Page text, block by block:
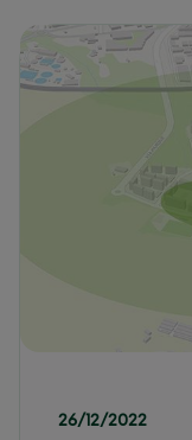
26/12/2022